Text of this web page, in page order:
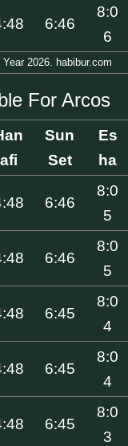
6:46
8:0
6
2026. habibur.com
For Arcos
afi
Sun
Set
Es
ha
6:46
8:0
5
6:46
8:0
5
6:45
8:0
4
6:45
8:0
4
6:45
8:0
3